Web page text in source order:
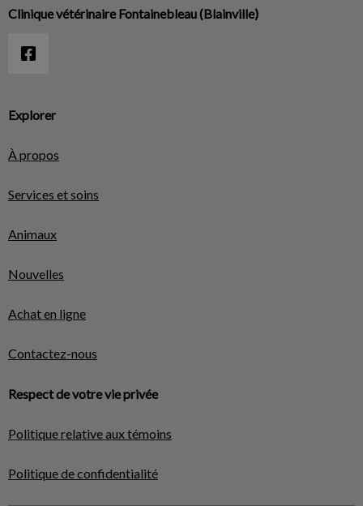
Explorer
À propos
Services et soins
Animaux
Nouvelles
Achat en ligne
Contactez-nous
Respect de votre vie privée
Politique relative aux témoins
Politique de confidentialité
Clinique vétérinaire Fontainebleau (Blainville)